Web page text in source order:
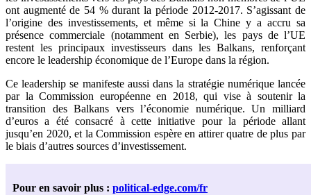
ont augmenté de 54 % durant la période 2012-2017. S’agissant de
l’origine des investissements, et même si la Chine y a accru sa
présence commerciale (notamment en Serbie), les pays de l’UE
restent les principaux investisseurs dans les Balkans, renforçant
encore le leadership économique de l’Europe dans la région.
Ce leadership se manifeste aussi dans la stratégie numérique lancée
par la Commission européenne en 2018, qui vise à soutenir la
transition des Balkans vers l’économie numérique. Un milliard
d’euros a été consacré à cette initiative pour la période allant
jusqu’en 2020, et la Commission espère en attirer quatre de plus par
le biais d’autres sources d’investissement.
Pour en savoir plus : ​political-edge.com/fr​